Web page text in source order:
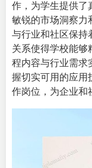
作，为学生提供了
敏锐的市场洞察力
与行业和社区保持
关系使得学校能够
程内容与行业需求
握切实可用的应用
作岗位，为企业和